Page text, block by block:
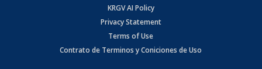
KRGV AI Policy
Privacy Statement
Terms of Use
Contrato de Terminos y Coniciones de Uso